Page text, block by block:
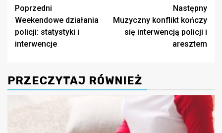
Zobacz
wpisy
Poprzedni
Weekendowe działania
policji: statystyki i
interwencje
Następny
Muzyczny konflikt kończy
się interwencją policji i
aresztem
PRZECZYTAJ RÓWNIEŻ